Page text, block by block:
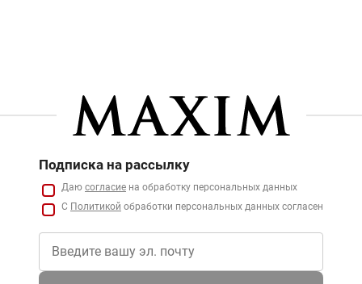
Подписка на рассылку
Даю согласие на обработку персональных данных
С Политикой обработки персональных данных согласен